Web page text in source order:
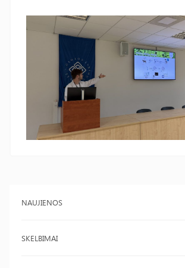
NAUJIENOS
SKELBIMAI